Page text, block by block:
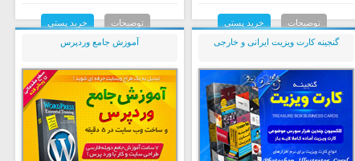
توضیحات خرید پستی توضیحات
خرید پستی
گنجینه کارت ویزیت ایرانی و خارجی آموزش جامع وردپرس